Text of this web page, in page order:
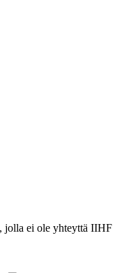
ei ole yhteyttä IIHF